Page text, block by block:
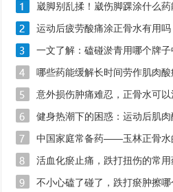
崴脚别乱揉！崴伤脚踝涂什么药
肿止痛？
运动后疲劳酸痛涂正骨水有用吗
案在这里！
一文了解：磕碰淤青用哪个牌子
药消肿止痛？
哪些药能缓解长时间劳作肌肉酸
日常劳损怎么办
意外损伤肿痛难忍，正骨水可以
止痛吗？
健身热潮下的困惑：运动后肌肉
乏力用什么药？
中国家庭常备药——玉林正骨水
势有哪些？
活血化瘀止痛，跌打扭伤的常用
哪些？
不小心磕了碰了，跌打瘀肿擦哪